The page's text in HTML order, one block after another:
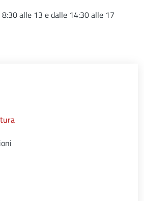
alle 13 e dalle 14:30 alle 17